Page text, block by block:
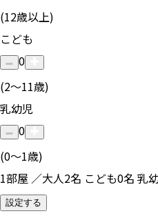
(12歳以上)
こども
0
(2〜11歳)
乳幼児
0
(0〜1歳)
1部屋 ／大人2名 こども0名 乳
設定する